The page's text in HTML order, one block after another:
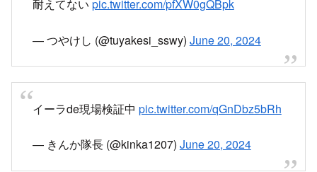
耐えてない pic.twitter.com/pfXW0gQBpk
— つやけし (@tuyakesi_sswy) June 20, 2024
イーラde現場検証中 pic.twitter.com/qGnDbz5bRh
— きんか隊長 (@kinka1207) June 20, 2024